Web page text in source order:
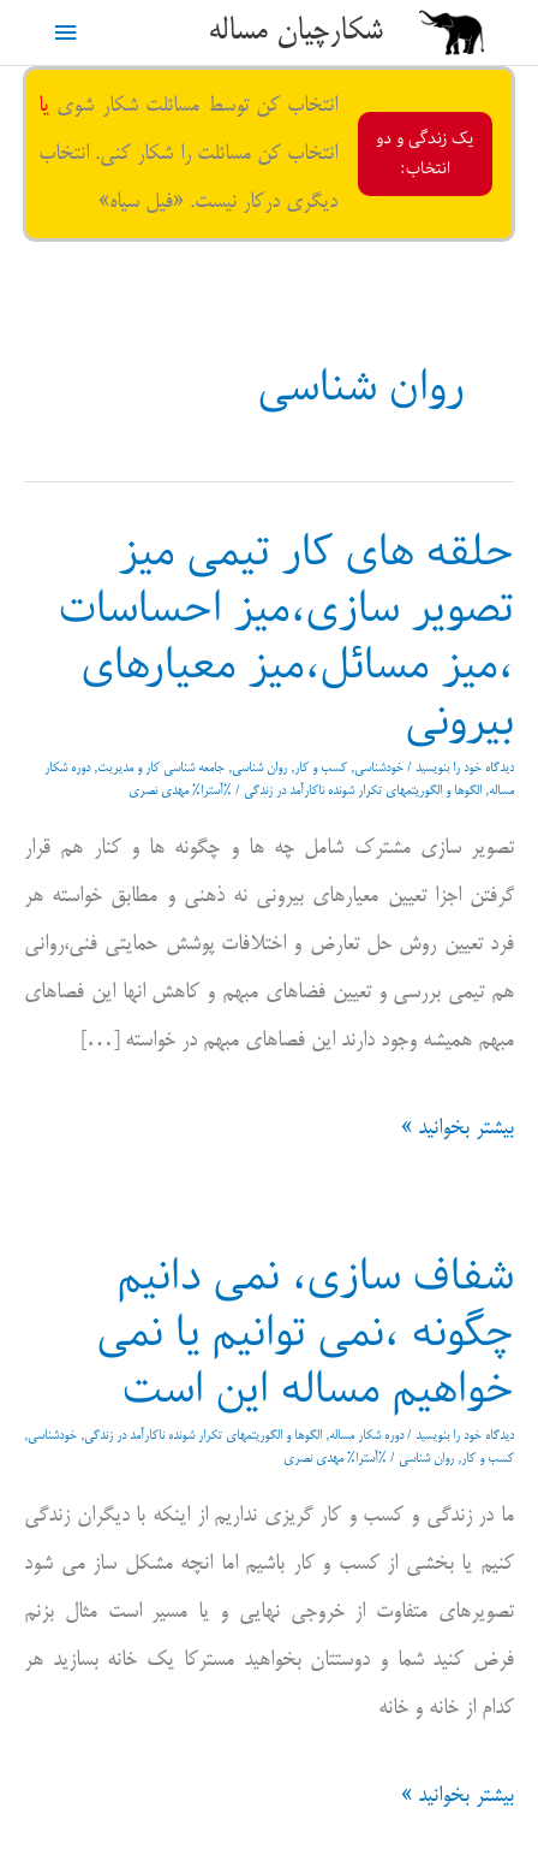
محتوا
شکارچیان مساله
فهرست
یک زندگی و دو
انتخاب:
انتخاب کن توسط مسائلت شکار شوی یا
انتخاب کن مسائلت را شکار کنی. انتخاب
دیگری درکار نیست. «فیل سیاه»
روان شناسی
حلقه های کار تیمی میز
تصویر سازی،میز احساسات
،میز مسائل،میز معیارهای
بیرونی
دیدگاه‌ خود را بنویسید / خودشناسی, کسب و کار, روان شناسی, جامعه شناسی کار و مدیریت,دوره شکار
مساله, الگوها و الگوریتمهای تکرار شونده ناکارآمد در زندگی / %آسترا% مهدی نصری
تصویر سازی مشترک شامل چه ها و چگونه ها و کنار هم قرار
گرفتن اجزا تعیین معیارهای بیرونی نه ذهنی و مطابق خواسته هر
فرد تعیین روش حل تعارض و اختلافات پوشش حمایتی فنی،روانی
هم تیمی بررسی و تعیین فضاهای مبهم و کاهش انها این فصاهای
مبهم همیشه وجود دارند این فصاهای مبهم در خواسته […]
حلقه
تیمی
تصویر
سازی،میز
احساسات
،میز
مسائل،میز
معیارهای
بیرونی
بیشتر بخوانید »
شفاف سازی، نمی دانیم
چگونه ،نمی توانیم یا نمی
خواهیم مساله این است
دیدگاه‌ خود را بنویسید /دوره شکار مساله, الگوها و الگوریتمهای تکرار شونده ناکارآمد در زندگی, خودشناسی,
کسب و کار, روان شناسی / %آسترا% مهدی نصری
ما در زندگی و کسب و کار گریزی نداریم از اینکه با دیگران زندگی
کنیم یا بخشی از کسب و کار باشیم اما انچه مشکل ساز می شود
تصویرهای متفاوت از خروجی نهایی و یا مسیر است مثال بزنم
فرض کنید شما و دوستتان بخواهید مسترکا یک خانه بسازید هر
کدام از خانه و خانه
شفاف
بیشتر بخوانید »